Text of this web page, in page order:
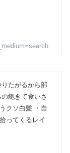
たがるから部
飽きて食いさ
クソ白髪 ・自
ってくるレイ